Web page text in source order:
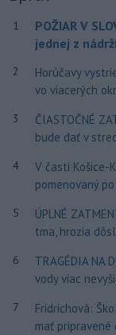
1
POŽIAR V
jednej z
2
Horúčavy
vo viacerých
3
ČIASTOČNÉ
bude dať v
4
V časti Košice-
pomenovaný
5
ÚPLNÉ
tma, hrozia
6
TRAGÉDIA NA
vody viac
7
Fridrichová:
mať pripravené